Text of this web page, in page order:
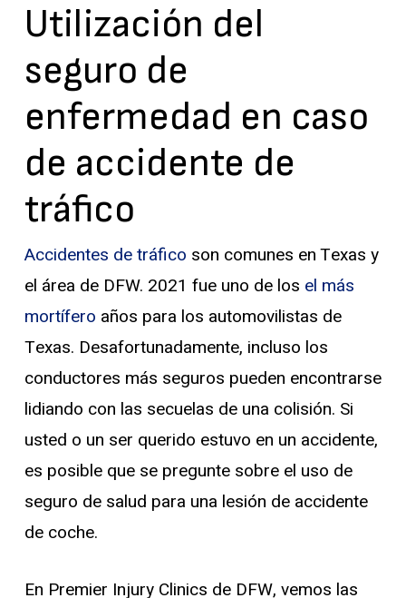
Utilización del
seguro de
enfermedad en caso
de accidente de
tráfico
Accidentes de tráfico son comunes en Texas y
el área de DFW. 2021 fue uno de los el más
mortífero años para los automovilistas de
Texas. Desafortunadamente, incluso los
conductores más seguros pueden encontrarse
lidiando con las secuelas de una colisión. Si
usted o un ser querido estuvo en un accidente,
es posible que se pregunte sobre el uso de
seguro de salud para una lesión de accidente
de coche.
En Premier Injury Clinics de DFW, vemos las